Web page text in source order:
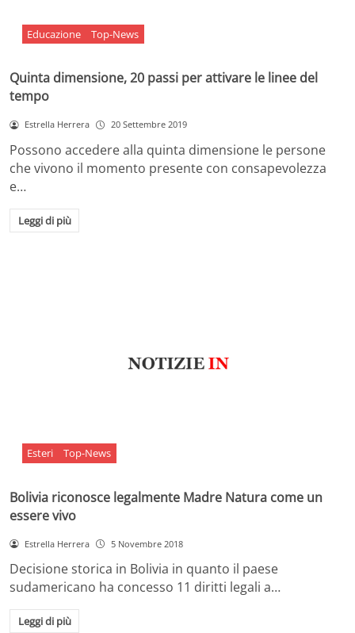
Educazione Top-News
Quinta dimensione, 20 passi per attivare le linee del
tempo
Estrella Herrera 20 Settembre 2019
Possono accedere alla quinta dimensione le persone
che vivono il momento presente con consapevolezza
e…
Leggi di più
Esteri Top-News
Bolivia riconosce legalmente Madre Natura come un
essere vivo
Estrella Herrera 5 Novembre 2018
Decisione storica in Bolivia in quanto il paese
sudamericano ha concesso 11 diritti legali a…
Leggi di più